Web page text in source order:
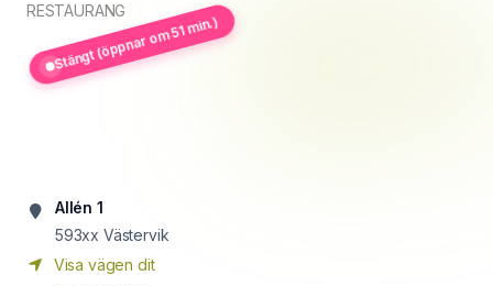
RESTAURANG
Stängt (öppnar om 51 min.)
Allén 1
593xx Västervik
Visa vägen dit